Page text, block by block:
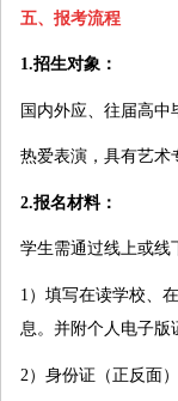
五、报考流程
1.招生对象：
国内外应、往届高中
热爱表演，具有艺术
2.报名材料：
学生需通过线上或线
1）填写在读学校、
息。并附个人电子版
2）身份证（正反面